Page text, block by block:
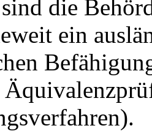
die
ein